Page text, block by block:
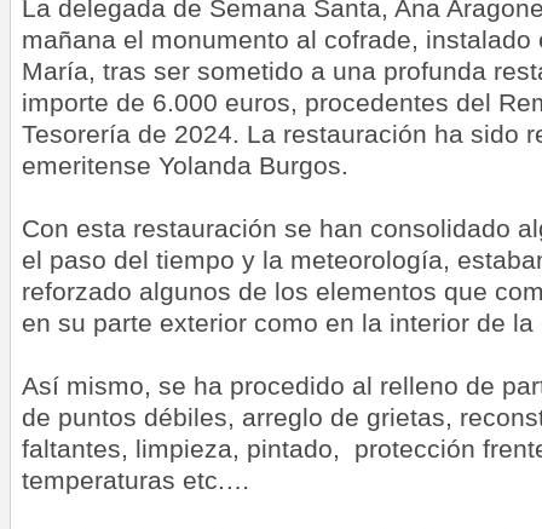
La delegada de Semana Santa, Ana
mañana el monumento al cofrade, instalado
María, tras ser sometido a una profunda
importe de 6.000 euros, procedentes del
Tesorería de 2024. La restauración ha sido
emeritense Yolanda Burgos.
Con esta restauración se han consolidado
el paso del tiempo y la meteorología,
reforzado algunos de los elementos que
en su parte exterior como en la interior de la
Así mismo, se ha procedido al relleno de
de puntos débiles, arreglo de grietas,
faltantes, limpieza, pintado, protección
temperaturas etc.…